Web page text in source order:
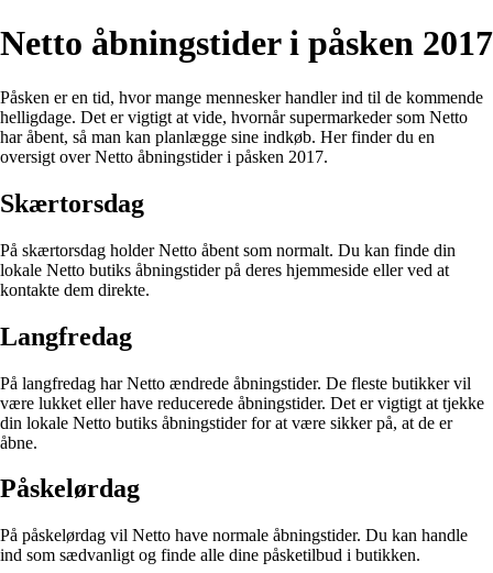
Netto åbningstider i påsken 2017
Påsken er en tid, hvor mange mennesker handler ind til de kommende
helligdage. Det er vigtigt at vide, hvornår supermarkeder som Netto
har åbent, så man kan planlægge sine indkøb. Her finder du en
oversigt over Netto åbningstider i påsken 2017.
Skærtorsdag
På skærtorsdag holder Netto åbent som normalt. Du kan finde din
lokale Netto butiks åbningstider på deres hjemmeside eller ved at
kontakte dem direkte.
Langfredag
På langfredag har Netto ændrede åbningstider. De fleste butikker vil
være lukket eller have reducerede åbningstider. Det er vigtigt at tjekke
din lokale Netto butiks åbningstider for at være sikker på, at de er
åbne.
Påskelørdag
På påskelørdag vil Netto have normale åbningstider. Du kan handle
ind som sædvanligt og finde alle dine påsketilbud i butikken.